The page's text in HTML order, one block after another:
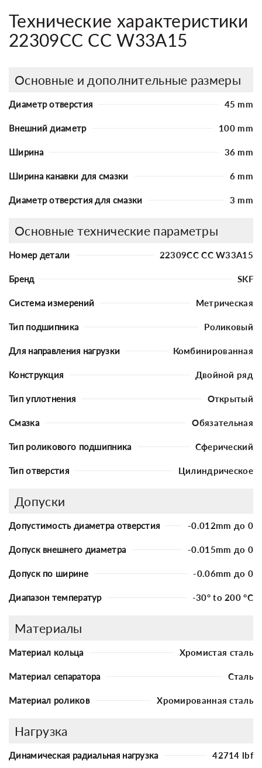
Технические характеристики
22309CC CC W33A15
Основные и дополнительные размеры
Диаметр отверстия 45 mm
Внешний диаметр 100 mm
Ширина 36 mm
Ширина канавки для смазки 6 mm
Диаметр отверстия для смазки 3 mm
Основные технические параметры
Номер детали 22309CC CC W33A15
Бренд SKF
Система измерений Метрическая
Тип подшипника Роликовый
Для направления нагрузки Комбинированная
Конструкция Двойной ряд
Тип уплотнения Открытый
Смазка Обязательная
Тип роликового подшипника Сферический
Тип отверстия Цилиндрическое
Допуски
Допустимость диаметра отверстия -0.012mm до 0
Допуск внешнего диаметра -0.015mm до 0
Допуск по ширине -0.06mm до 0
Диапазон температур -30° to 200 °C
Материалы
Материал кольца Хромистая сталь
Материал сепаратора Сталь
Материал роликов Хромированная сталь
Нагрузка
Динамическая радиальная нагрузка 42714 lbf